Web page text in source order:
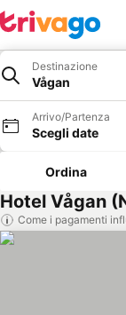
Destinazione
Vågan
Arrivo/Partenza
Scegli date
Ordina
Hotel Vågan
Come i pagamenti